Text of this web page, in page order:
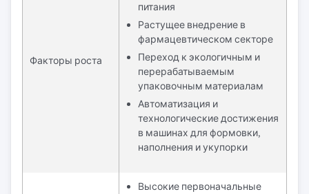
Факторы роста
питания
Растущее внедрение в
фармацевтическом секторе
Переход к экологичным и
перерабатываемым
упаковочным материалам
Автоматизация и
технологические достижения
в машинах для формовки,
наполнения и укупорки
Высокие первоначальные